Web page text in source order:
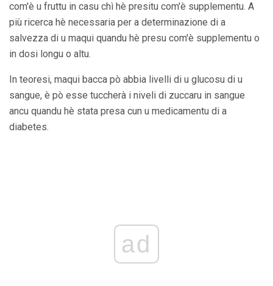
com'è u fruttu in casu chì hè presitu com'è supplementu. A
più ricerca hè necessaria per a determinazione di a
salvezza di u maqui quandu hè presu com'è supplementu o
in dosi longu o altu.
In teoresi, maqui bacca pò abbia livelli di u glucosu di u
sangue, è pò esse tuccherà i niveli di zuccaru in sangue
ancu quandu hè stata presa cun u medicamentu di a
diabetes.
ad